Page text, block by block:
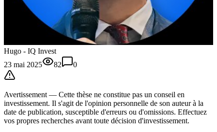
Hugo - IQ Invest
23 mai 2025
82 0
Avertissement — Cette thèse ne constitue pas un conseil en
investissement. Il s'agit de l'opinion personnelle de son auteur à la
date de publication, susceptible d'erreurs ou d'omissions. Effectuez
vos propres recherches avant toute décision d'investissement.